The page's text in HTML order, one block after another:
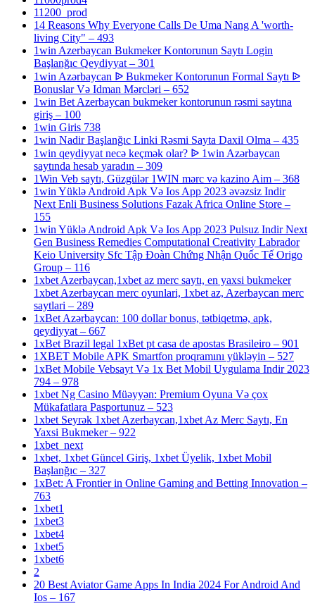
11200_prod
14 Reasons Why Everyone Calls De Uma Nang A 'worth-
living City" – 493
1win Azerbaycan Bukmeker Kontorunun Saytı Login
Başlanğıc Qeydiyyat – 301
1win Azərbaycan ᐉ Bukmeker Kontorunun Formal Saytı ᐉ
Bonuslar Və Idman Mərcləri – 652
1win Bet Azerbaycan bukmeker kontorunun rəsmi saytına
giriş – 100
1win Giris 738
1win Nadir Başlanğıc Linki Rəsmi Sayta Daxil Olma – 435
1win qeydiyyat necə keçmək olar? ᐉ 1win Azərbaycan
saytında hesab yaradın – 309
1Win Veb saytı, Güzgülər 1WIN mərc və kazino Aim – 368
1win Yüklə Android Apk Və Ios App 2023 əvəzsiz Indir
Next Enli Business Solutions Fazak Africa Online Store –
155
1win Yüklə Android Apk Və Ios App 2023 Pulsuz Indir Next
Gen Business Remedies Computational Creativity Labrador
Keio University Sfc Tập Đoàn Chứng Nhận Quốc Tế Origo
Group – 116
1xbet Azerbaycan,1xbet az merc saytı, en yaxsi bukmeker
1xbet Azerbaycan merc oyunlari, 1xbet az, Azerbaycan merc
saytlari – 289
1xBet Azərbaycan: 100 dollar bonus, tətbiqetmə, apk,
qeydiyyat – 667
1xBet Brazil legal 1xBet pt casa de apostas Brasileiro – 901
1XBET Mobile APK Smartfon proqramını yükləyin – 527
1xBet Mobile Vebsayt Və 1x Bet Mobil Uygulama Indir 2023
794 – 978
1xbet Ng Casino Müəyyən: Premium Oyuna Və çox
Mükafatlara Pasportunuz – 523
1xbet Seyrək 1xbet Azerbaycan,1xbet Az Merc Saytı, En
Yaxsi Bukmeker – 922
1xbet_next
1xbet, 1xbet Güncel Giriş, 1xbet Üyelik, 1xbet Mobil
Başlanğıc – 327
1xBet: A Frontier in Online Gaming and Betting Innovation –
763
1xbet1
1xbet3
1xbet4
1xbet5
1xbet6
2
20 Best Aviator Game Apps In India 2024 For Android And
Ios – 167